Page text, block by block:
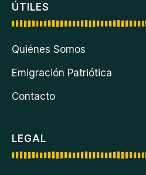
ÚTILES
Quiénes Somos
Emigración Patriótica
Contacto
LEGAL